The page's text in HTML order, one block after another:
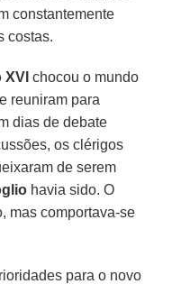
constantemente
costas.
chocou o mundo
reuniram para
dias de debate
os clérigos
de serem
havia sido. O
mas comportava-se
para o novo